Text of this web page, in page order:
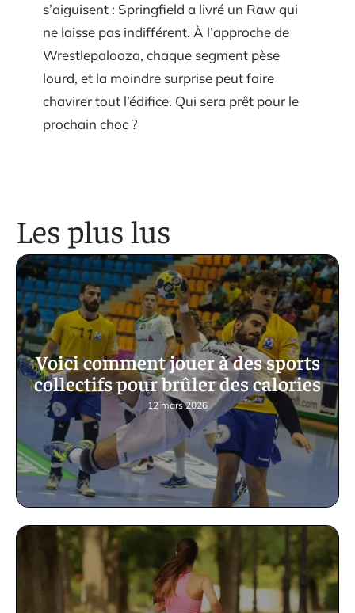
s’aiguisent : Springfield a livré un Raw qui
ne laisse pas indifférent. À l’approche de
Wrestlepalooza, chaque segment pèse
lourd, et la moindre surprise peut faire
chavirer tout l’édifice. Qui sera prêt pour le
prochain choc ?
Les plus lus
Voici comment jouer à des sports
collectifs pour brûler des calories
12 mars 2026